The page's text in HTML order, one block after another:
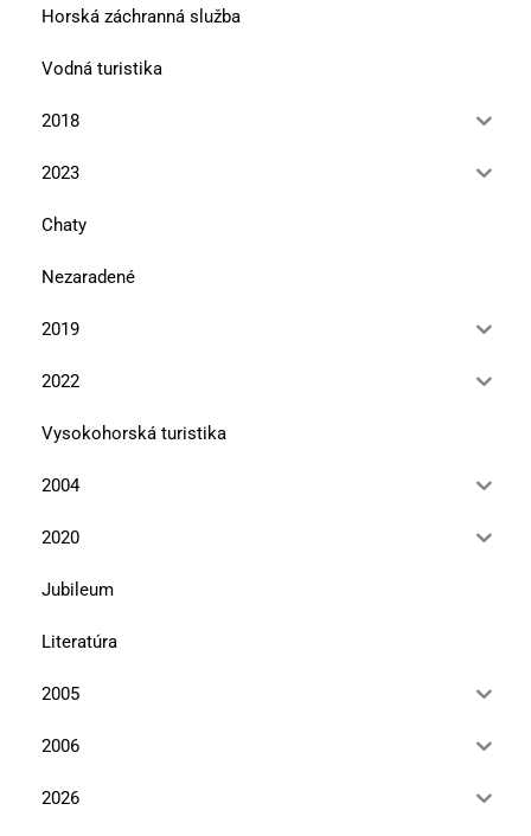
Horská záchranná služba
Vodná turistika
2018
2023
Chaty
Nezaradené
2019
2022
Vysokohorská turistika
2004
2020
Jubileum
Literatúra
2005
2006
2026